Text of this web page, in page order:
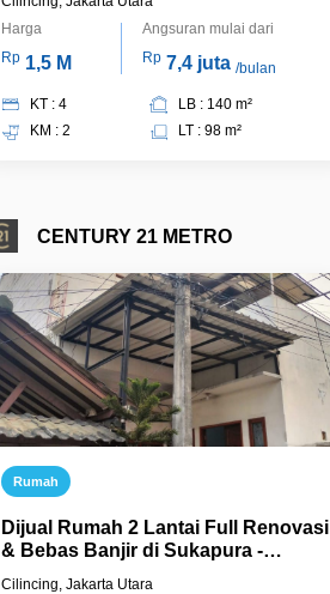
Jakarta Utara
Harga
Rp 1,5 M
Angsuran mulai dari
Rp 7,4 juta /bulan
KT : 4
KM : 2
LB : 140 m²
LT : 98 m²
CENTURY 21 METRO
Rumah
Dijual Rumah 2 Lantai Full Renovasi
& Bebas Banjir di Sukapura -
Cilincing, Jakarta Utara